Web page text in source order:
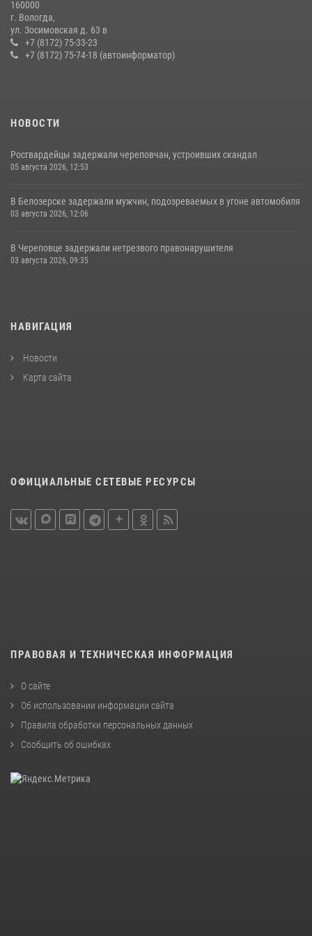
В Соколе росгвардейцы задержали двух нетрезвых мужчин,
угрожавших молодежи расправой
08 июля 2026, 07:52 1
160000
г. Вологда,
ул. Зосимовская д. 63 в
+7 (8172) 75-33-23
+7 (8172) 75-74-18 (автоинформатор)
НОВОСТИ
Росгвардейцы задержали череповчан, устроивших скандал
05 августа 2026, 12:53
В Белозерске задержали мужчин, подозреваемых в угоне автомобиля
03 августа 2026, 12:06
В Череповце задержали нетрезвого правонарушителя
03 августа 2026, 09:35
НАВИГАЦИЯ
Новости
Карта сайта
ОФИЦИАЛЬНЫЕ СЕТЕВЫЕ РЕСУРСЫ
ПРАВОВАЯ И ТЕХНИЧЕСКАЯ ИНФОРМАЦИЯ
О сайте
Об использовании информации сайта
Правила обработки персональных данных
Сообщить об ошибках